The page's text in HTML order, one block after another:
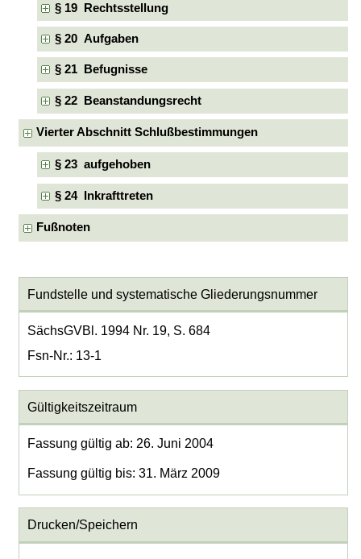
§ 19 Rechtsstellung
§ 20 Aufgaben
§ 21 Befugnisse
§ 22 Beanstandungsrecht
Vierter Abschnitt Schlußbestimmungen
§ 23 aufgehoben
§ 24 Inkrafttreten
Fußnoten
Fundstelle und systematische Gliederungsnummer
SächsGVBl. 1994 Nr. 19, S. 684
Fsn-Nr.: 13-1
Gültigkeitszeitraum
Fassung gültig ab: 26. Juni 2004
Fassung gültig bis: 31. März 2009
Drucken/Speichern